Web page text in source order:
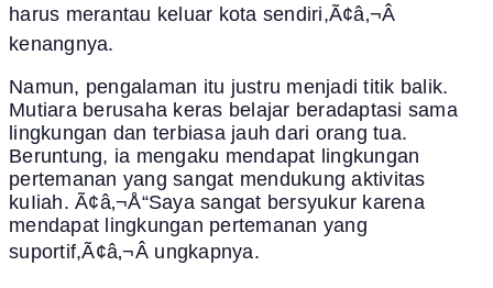
harus merantau keluar kota sendiri,Ã¢â‚¬Â
kenangnya.
Namun, pengalaman itu justru menjadi titik balik.
Mutiara berusaha keras belajar beradaptasi sama
lingkungan dan terbiasa jauh dari orang tua.
Beruntung, ia mengaku mendapat lingkungan
pertemanan yang sangat mendukung aktivitas
kuIiah. Ã¢â‚¬Å“Saya sangat bersyukur karena
mendapat lingkungan pertemanan yang
suportif,Ã¢â‚¬Â ungkapnya.